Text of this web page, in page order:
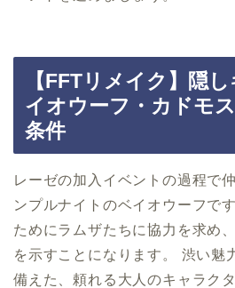
【FFTリメイク】隠
イオウーフ・カドモ
条件
レーゼの加入イベントの過程で
ンプルナイトのベイオウーフで
ためにラムザたちに協力を求め
を示すことになります。 渋い魅
備えた、頼れる大人のキャラクタ